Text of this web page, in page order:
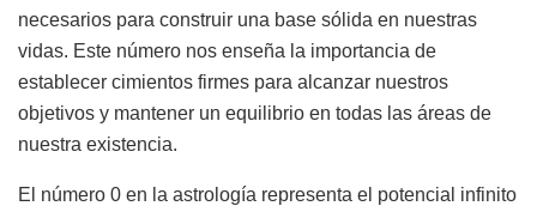
necesarios para construir una base sólida en nuestras
vidas. Este número nos enseña la importancia de
establecer cimientos firmes para alcanzar nuestros
objetivos y mantener un equilibrio en todas las áreas de
nuestra existencia.
El número 0 en la astrología representa el potencial infinito